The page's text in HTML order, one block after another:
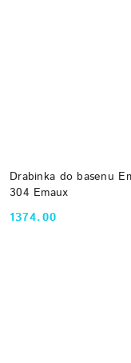
Drabinka do basenu
304 Emaux
Cena:
1374.00